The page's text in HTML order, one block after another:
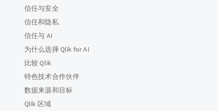
信任与安全
信任和隐私
信任与 AI
为什么选择 Qlik for AI
比较 Qlik
特色技术合作伙伴
数据来源和目标
Qlik 区域